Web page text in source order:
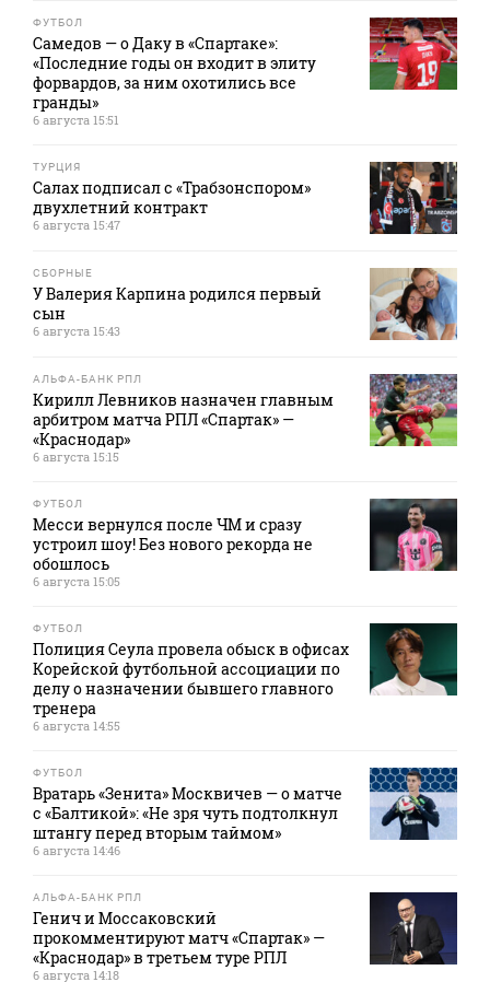
ФУТБОЛ
Самедов — о Даку в «Спартаке»:
«Последние годы он входит в элиту
форвардов, за ним охотились все
гранды»
6 августа 15:51
ТУРЦИЯ
Салах подписал с «Трабзонспором»
двухлетний контракт
6 августа 15:47
СБОРНЫЕ
У Валерия Карпина родился первый
сын
6 августа 15:43
АЛЬФА-БАНК РПЛ
Кирилл Левников назначен главным
арбитром матча РПЛ «Спартак» —
«Краснодар»
6 августа 15:15
ФУТБОЛ
Месси вернулся после ЧМ и сразу
устроил шоу! Без нового рекорда не
обошлось
6 августа 15:05
ФУТБОЛ
Полиция Сеула провела обыск в офисах
Корейской футбольной ассоциации по
делу о назначении бывшего главного
тренера
6 августа 14:55
ФУТБОЛ
Вратарь «Зенита» Москвичев — о матче
с «Балтикой»: «Не зря чуть подтолкнул
штангу перед вторым таймом»
6 августа 14:46
АЛЬФА-БАНК РПЛ
Генич и Моссаковский
прокомментируют матч «Спартак» —
«Краснодар» в третьем туре РПЛ
6 августа 14:18